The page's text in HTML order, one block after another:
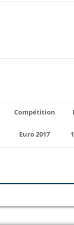
Compétition
Euro 2017